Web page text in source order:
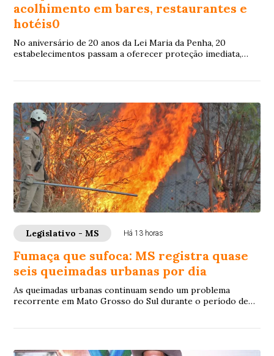
acolhimento em bares, restaurantes e
hotéis0
No aniversário de 20 anos da Lei Maria da Penha, 20
estabelecimentos passam a oferecer proteção imediata,
Legislativo - MS Há 13 horas
Fumaça que sufoca: MS registra quase
seis queimadas urbanas por dia
As queimadas urbanas continuam sendo um problema
recorrente em Mato Grosso do Sul durante o período de